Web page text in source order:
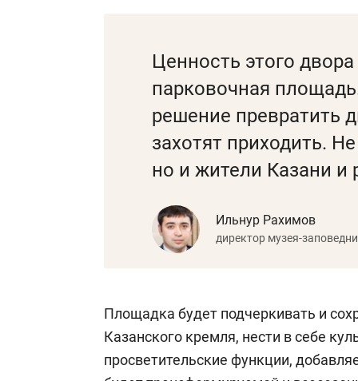
Ценность этого
парковочная
решение превратить
захотят приходить.
но и жители Казани и
Ильнур Рахимов
директор музея-
Площадка будет подчеркивать и
Казанского кремля, нести в себе
просветительские функции,